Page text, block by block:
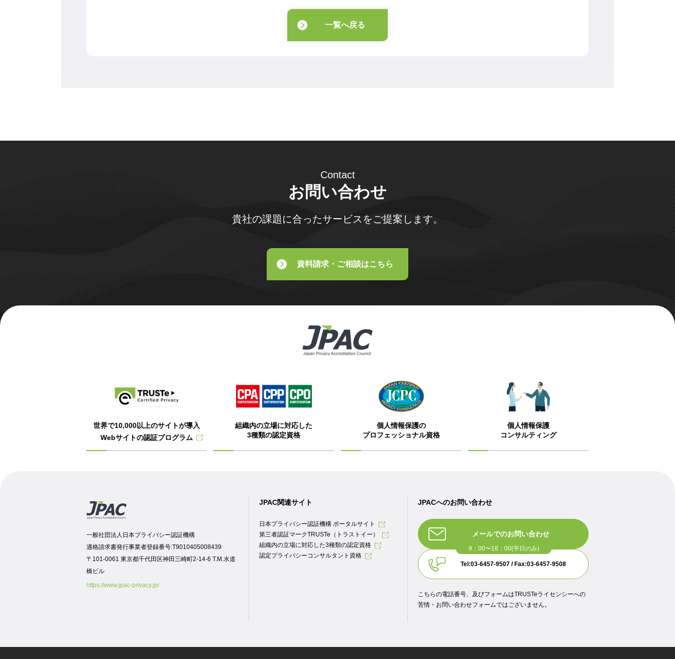
一覧へ戻る
Contact
お問い合わせ
貴社の課題に合ったサービスをご提案します。
資料請求・ご相談はこちら
世界で10,000以上のサイトが導入
Webサイトの認証プログラム
組織内の立場に対応した
3種類の認定資格
個人情報保護の
プロフェッショナル資格
個人情報保護
コンサルティング
一般社団法人日本プライバシー認証機構
適格請求書発行事業者登録番号:T9010405008439
〒101-0061 東京都千代田区神田三崎町2-14-6 T.M.水道
橋ビル
https://www.jpac-privacy.jp/
JPAC関連サイト
日本プライバシー認証機構 ポータルサイト
第三者認証マークTRUSTe（トラストイー）
組織内の立場に対応した3種類の認定資格
認定プライバシーコンサルタント資格
JPACへのお問い合わせ
メールでのお問い合わせ
Tel:03-6457-9507 / Fax:03-6457-9508
こちらの電話番号、及びフォームはTRUSTeライセンシーへの
苦情・お問い合わせフォームではございません。